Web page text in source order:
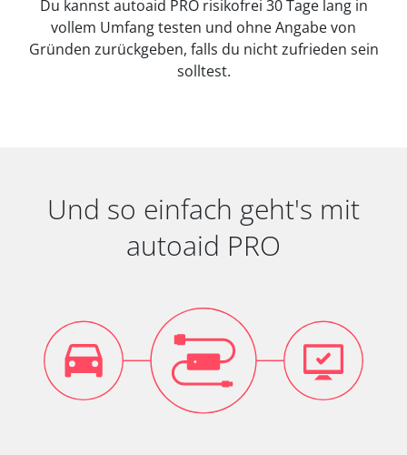
Du kannst autoaid PRO risikofrei 30 Tage lang in
vollem Umfang testen und ohne Angabe von
Gründen zurückgeben, falls du nicht zufrieden sein
solltest.
Und so einfach geht's mit
autoaid PRO